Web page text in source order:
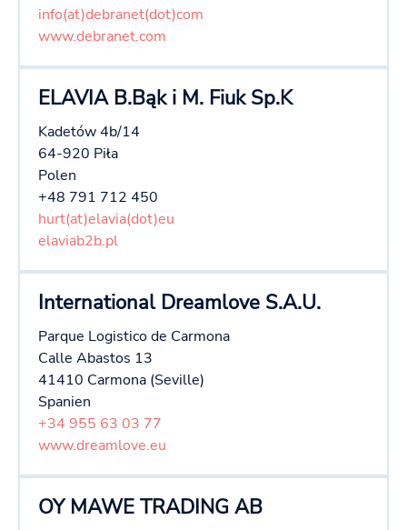
info(at)debranet(dot)com
www.debranet.com
ELAVIA B.Bąk i M. Fiuk Sp.K
Kadetów 4b/14
64-920 Piła
Polen
+48 791 712 450
hurt(at)elavia(dot)eu
elaviab2b.pl
International Dreamlove S.A.U.
Parque Logistico de Carmona
Calle Abastos 13
41410 Carmona (Seville)
Spanien
+34 955 63 03 77
www.dreamlove.eu
OY MAWE TRADING AB